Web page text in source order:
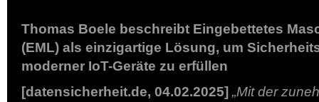
Thomas Boele beschreibt Eingebettetes
(EML) als einzigartige Lösung, um
moderner IoT-Geräte zu erfüllen
[datensicherheit.de, 04.02.2025] „Mit der